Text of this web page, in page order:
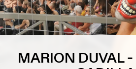
FR/EN
MARION DUVAL -